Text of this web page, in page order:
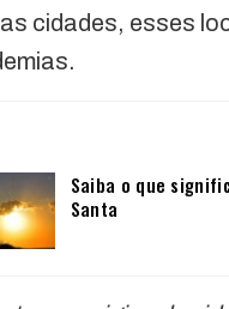
cidades, esses
Saiba o que
Santa